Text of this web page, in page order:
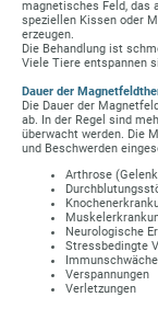
magnetisches Feld, das
speziellen Kissen oder
erzeugen.
Die Behandlung ist
Viele Tiere entspannen
Dauer der
Die Dauer der
ab. In der Regel sind
überwacht werden. Die
und Beschwerden
Arthrose
Neurologische
Stressbedingte
Verspannungen
Verletzungen